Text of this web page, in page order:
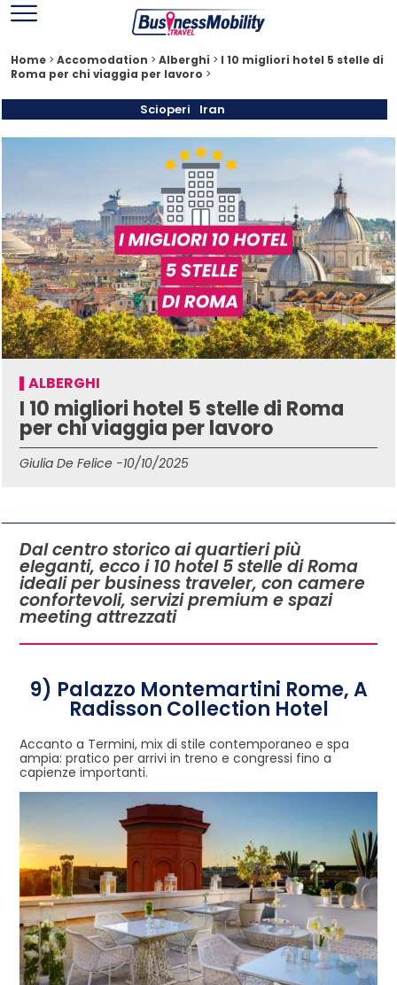
Home > Accomodation > Alberghi > I 10 migliori hotel 5 stelle di
Roma per chi viaggia per lavoro >
Scioperi Iran
ALBERGHI
I 10 migliori hotel 5 stelle di Roma
per chi viaggia per lavoro
Giulia De Felice -10/10/2025
Dal centro storico ai quartieri più
eleganti, ecco i 10 hotel 5 stelle di Roma
ideali per business traveler, con camere
confortevoli, servizi premium e spazi
meeting attrezzati
9) Palazzo Montemartini Rome, A
Radisson Collection Hotel
Accanto a Termini, mix di stile contemporaneo e spa
ampia: pratico per arrivi in treno e congressi fino a
capienze importanti.